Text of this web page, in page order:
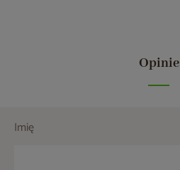
Opinie
Imię